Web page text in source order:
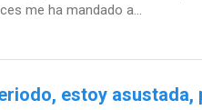
me ha mandado a...
estoy asustada,